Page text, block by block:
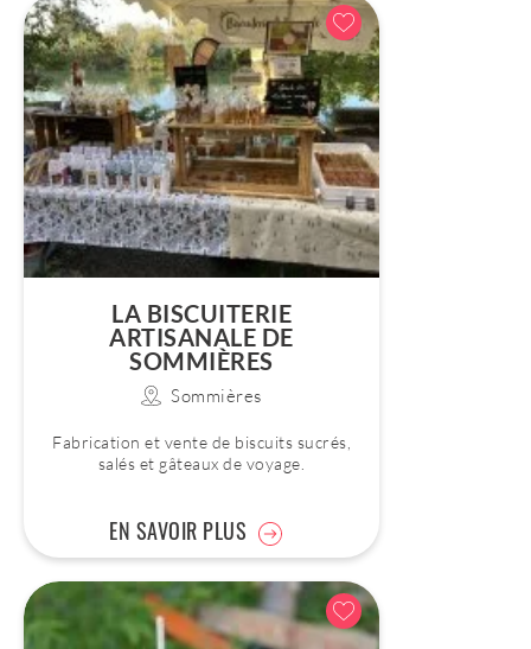
LA BISCUITERIE
ARTISANALE DE
SOMMIÈRES
Sommières
Fabrication et vente de biscuits sucrés,
salés et gâteaux de voyage.
EN SAVOIR PLUS